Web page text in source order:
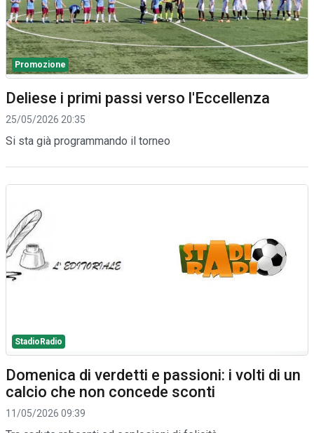
Promozione
Deliese i primi passi verso l'Eccellenza
25/05/2026 20:35
Si sta già programmando il torneo
StadioRadio
Domenica di verdetti e passioni: i volti di un
calcio che non concede sconti
11/05/2026 09:39